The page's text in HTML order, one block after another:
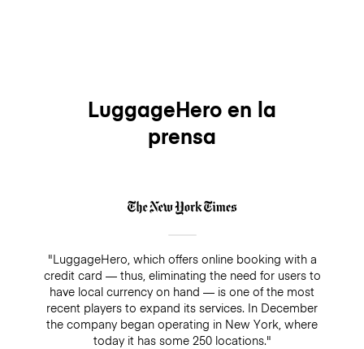
LuggageHero en la
prensa
"LuggageHero, which offers online booking with a
credit card — thus, eliminating the need for users to
have local currency on hand — is one of the most
recent players to expand its services. In December
the company began operating in New York, where
today it has some 250 locations."